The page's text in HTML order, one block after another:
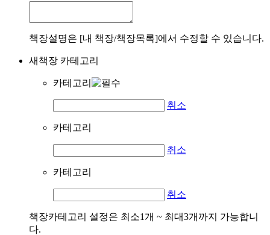
책장설명은 [내 책장/책장목록]에서 수정할 수 있습니다.
새책장 카테고리
카테고리
취소
카테고리
취소
카테고리
취소
책장카테고리 설정은 최소1개 ~ 최대3개까지 가능합니
다.